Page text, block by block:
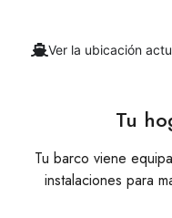
Ver la ubicación
Tu
Tu barco viene
instalaciones para